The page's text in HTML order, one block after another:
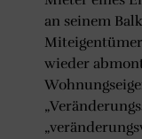
an seinem
wieder